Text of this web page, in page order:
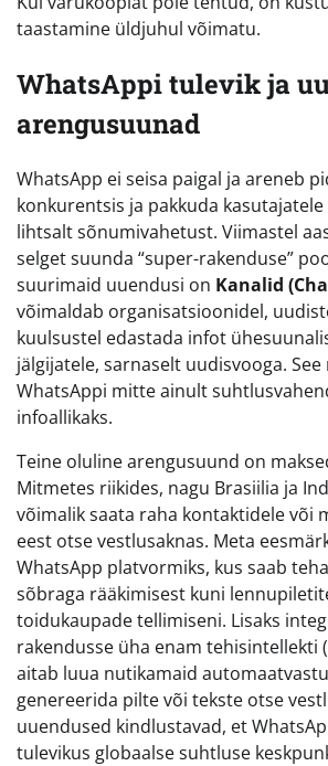
taastamine üldjuhul võimatu.
WhatsAppi tulevik ja
arengusuunad
WhatsApp ei seisa paigal ja areneb
konkurentsis ja pakkuda
lihtsalt sõnumivahetust. Viimastel
selget suunda “super-rakenduse”
suurimaid uuendusi on Kanalid
võimaldab organisatsioonidel,
kuulsustel edastada infot
jälgijatele, sarnaselt uudisvooga.
WhatsAppi mitte ainult
infoallikaks.
Teine oluline arengusuund on
Mitmetes riikides, nagu Brasiilia ja
võimalik saata raha kontaktidele või
eest otse vestlusaknas. Meta
WhatsApp platvormiks, kus saab
sõbraga rääkimisest kuni
toidukaupade tellimiseni. Lisaks
rakendusse üha enam tehisintellekti
aitab luua nutikamaid
genereerida pilte või tekste otse
uuendused kindlustavad, et
tulevikus globaalse suhtluse